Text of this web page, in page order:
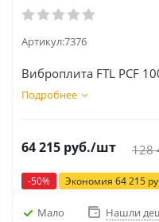
Артикул:7376
Виброплита FTL PCF
Подробнее
64 215 руб./шт 128
-50% Экономия 64 215
Мало Нашли